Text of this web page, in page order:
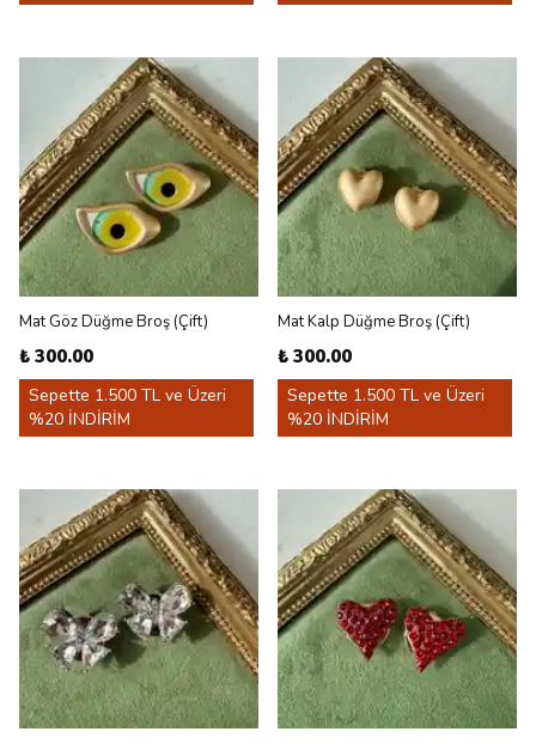
Mat Göz Düğme Broş (Çift)
₺ 300.00
Sepette 1.500 TL ve Üzeri
%20 İNDİRİM
Mat Kalp Düğme Broş (Çift)
₺ 300.00
Sepette 1.500 TL ve Üzeri
%20 İNDİRİM